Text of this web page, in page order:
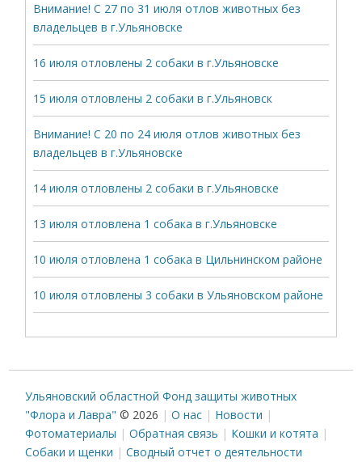
Внимание! С 27 по 31 июля отлов животных без
владельцев в г.Ульяновске
16 июля отловлены 2 собаки в г.Ульяновске
15 июля отловлены 2 собаки в г.Ульяновск
Внимание! С 20 по 24 июля отлов животных без
владельцев в г.Ульяновске
14 июля отловлены 2 собаки в г.Ульяновске
13 июля отловлена 1 собака в г.Ульяновске
10 июля отловлена 1 собака в Цильнинском районе
10 июля отловлены 3 собаки в Ульяновском районе
Ульяновский областной Фонд защиты животных
"Флора и Лавра" © 2026 О нас
Новости
Фотоматериалы
Обратная связь
Кошки и котята
Собаки и щенки
Сводный отчет о деятельности